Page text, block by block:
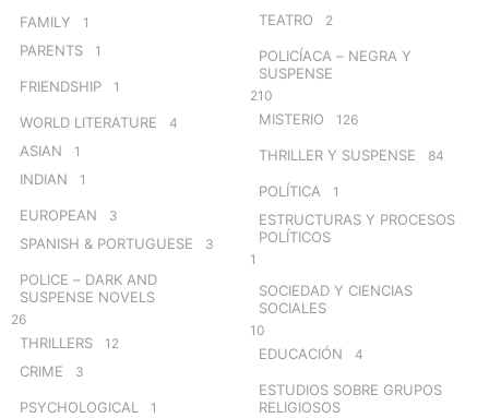
FAMILY 1
PARENTS 1
FRIENDSHIP 1
WORLD LITERATURE 4
ASIAN 1
INDIAN 1
EUROPEAN 3
SPANISH & PORTUGUESE 3
POLICE – DARK AND
SUSPENSE NOVELS
26
THRILLERS 12
CRIME 3
PSYCHOLOGICAL 1
TEATRO 2
POLICÍACA – NEGRA Y
SUSPENSE
210
MISTERIO 126
THRILLER Y SUSPENSE 84
POLÍTICA 1
ESTRUCTURAS Y PROCESOS
POLÍTICOS
1
SOCIEDAD Y CIENCIAS
SOCIALES
10
EDUCACIÓN 4
ESTUDIOS SOBRE GRUPOS
RELIGIOSOS